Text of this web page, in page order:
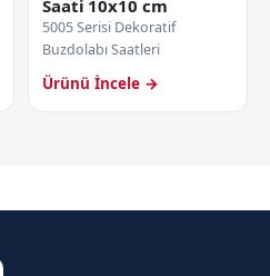
Saati 10x10 cm
5005 Serisi Dekoratif
Buzdolabı Saatleri
Ürünü İncele →